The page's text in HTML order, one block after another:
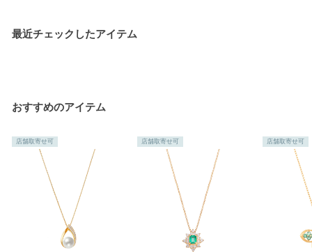
最近チェックしたアイテム
おすすめのアイテム
店舗取寄せ可 店舗取寄せ可 店舗取寄せ可